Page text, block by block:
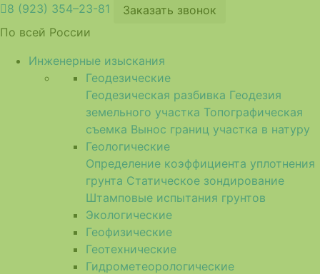
8 (923) 354–23-81
Заказать звонок
По всей России
Инженерные изыскания
Геодезические
Геодезическая разбивка Геодезия
земельного участка Топографическая
съемка Вынос границ участка в натуру
Геологические
Определение коэффициента уплотнения
грунта Статическое зондирование
Штамповые испытания грунтов
Экологические
Геофизические
Геотехнические
Гидрометеорологические